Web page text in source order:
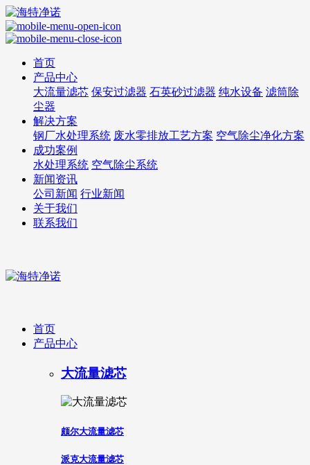
首页
产品中心
大流量滤芯 保安过滤器 石英砂过滤器 纯水设备 滤筒除
尘器
解决方案
钢厂水处理系统 废水零排放工艺方案 空气除尘净化方案
成功案例
水处理系统 空气除尘系统
新闻资讯
公司新闻 行业新闻
关于我们
联系我们
首页
产品中心
大流量滤芯
颇尔大流量滤芯
派克大流量滤芯